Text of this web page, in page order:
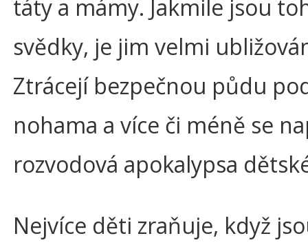
táty a mámy. Jakmile jsou
svědky, je jim velmi
Ztrácejí bezpečnou půdu
nohama a více či méně se
rozvodová apokalypsa
Nejvíce děti zraňuje, když